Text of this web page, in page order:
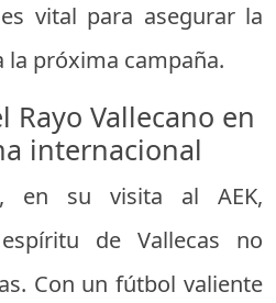
vital para asegurar la
la próxima campaña.
Rayo Vallecano en
internacional
en su visita al AEK,
de Vallecas no
Con un fútbol valiente